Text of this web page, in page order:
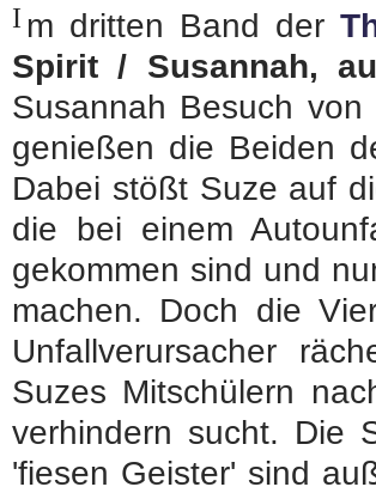
I m dritten Band der
Spirit / Susannah,
Susannah Besuch
genießen die Beiden
Dabei stößt Suze auf
die bei einem
gekommen sind und
machen. Doch die
Unfallverursacher
Suzes Mitschülern
verhindern sucht. Die
'fiesen Geister' sind